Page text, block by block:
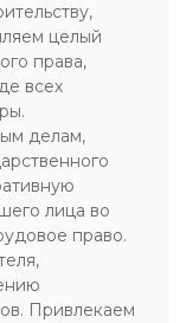
целый
права,
всех
делам,
лица во
право.
Привлекаем